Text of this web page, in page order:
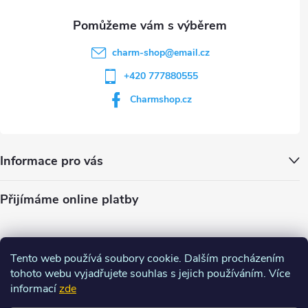
Tento web používá soubory cookie. Dalším procházením
tohoto webu vyjadřujete souhlas s jejich používáním. Více
informacízde
charm-shop@email.cz
+420 777880555
Charmshop.cz
Informace pro vás
Přijímáme online platby